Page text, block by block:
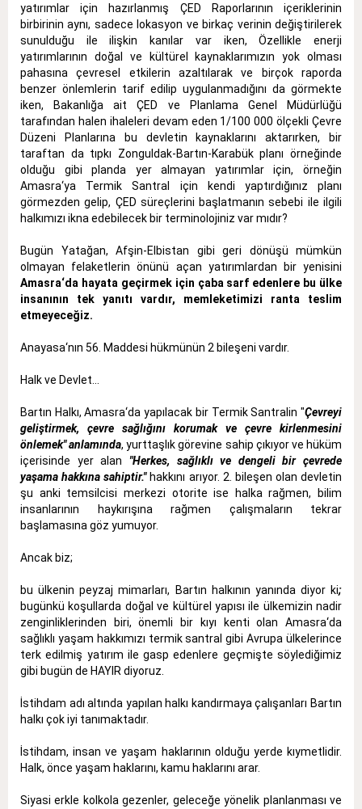
yatırımlar için hazırlanmış ÇED Raporlarının içeriklerinin
birbirinin aynı, sadece lokasyon ve birkaç verinin değiştirilerek
sunulduğu ile ilişkin kanılar var iken, Özellikle enerji
yatırımlarının doğal ve kültürel kaynaklarımızın yok olması
pahasına çevresel etkilerin azaltılarak ve birçok raporda
benzer önlemlerin tarif edilip uygulanmadığını da görmekte
iken, Bakanlığa ait ÇED ve Planlama Genel Müdürlüğü
tarafından halen ihaleleri devam eden 1/100 000 ölçekli Çevre
Düzeni Planlarına bu devletin kaynaklarını aktarırken, bir
taraftan da tıpkı Zonguldak-Bartın-Karabük planı örneğinde
olduğu gibi planda yer almayan yatırımlar için, örneğin
Amasra‘ya Termik Santral için kendi yaptırdığınız planı
görmezden gelip, ÇED süreçlerini başlatmanın sebebi ile ilgili
halkımızı ikna edebilecek bir terminolojiniz var mıdır?
Bugün Yatağan, Afşin-Elbistan gibi geri dönüşü mümkün
olmayan felaketlerin önünü açan yatırımlardan bir yenisini
Amasra‘da hayata geçirmek için çaba sarf edenlere bu ülke
insanının tek yanıtı vardır, memleketimizi ranta teslim
etmeyeceğiz.
Anayasa‘nın 56. Maddesi hükmünün 2 bileşeni vardır.
Halk ve Devlet...
Bartın Halkı, Amasra‘da yapılacak bir Termik Santralin "Çevreyi
geliştirmek, çevre sağlığını korumak ve çevre kirlenmesini
önlemek" anlamında, yurttaşlık görevine sahip çıkıyor ve hüküm
içerisinde yer alan "Herkes, sağlıklı ve dengeli bir çevrede
yaşama hakkına sahiptir."hakkını arıyor. 2. bileşen olan devletin
şu anki temsilcisi merkezi otorite ise halka rağmen, bilim
insanlarının haykırışına rağmen çalışmaların tekrar
başlamasına göz yumuyor.
Ancak biz;
bu ülkenin peyzaj mimarları, Bartın halkının yanında diyor ki;
bugünkü koşullarda doğal ve kültürel yapısı ile ülkemizin nadir
zenginliklerinden biri, önemli bir kıyı kenti olan Amasra‘da
sağlıklı yaşam hakkımızı termik santral gibi Avrupa ülkelerince
terk edilmiş yatırım ile gasp edenlere geçmişte söylediğimiz
gibi bugün de HAYIR diyoruz.
İstihdam adı altında yapılan halkı kandırmaya çalışanları Bartın
halkı çok iyi tanımaktadır.
İstihdam, insan ve yaşam haklarının olduğu yerde kıymetlidir.
Halk, önce yaşam haklarını, kamu haklarını arar.
Siyasi erkle kolkola gezenler, geleceğe yönelik planlanması ve